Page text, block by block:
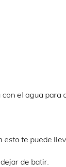
el agua para
esto te puede
de batir.